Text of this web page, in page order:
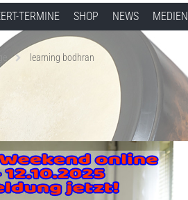
TERMINE SHOP NEWS MEDIEN
learning bodhran